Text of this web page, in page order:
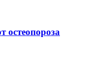
остеопороза